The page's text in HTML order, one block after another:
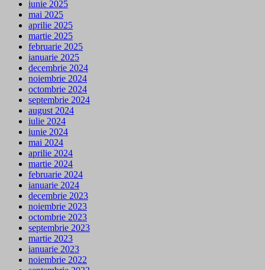
iunie 2025
mai 2025
aprilie 2025
martie 2025
februarie 2025
ianuarie 2025
decembrie 2024
noiembrie 2024
octombrie 2024
septembrie 2024
august 2024
iulie 2024
iunie 2024
mai 2024
aprilie 2024
martie 2024
februarie 2024
ianuarie 2024
decembrie 2023
noiembrie 2023
octombrie 2023
septembrie 2023
martie 2023
ianuarie 2023
noiembrie 2022